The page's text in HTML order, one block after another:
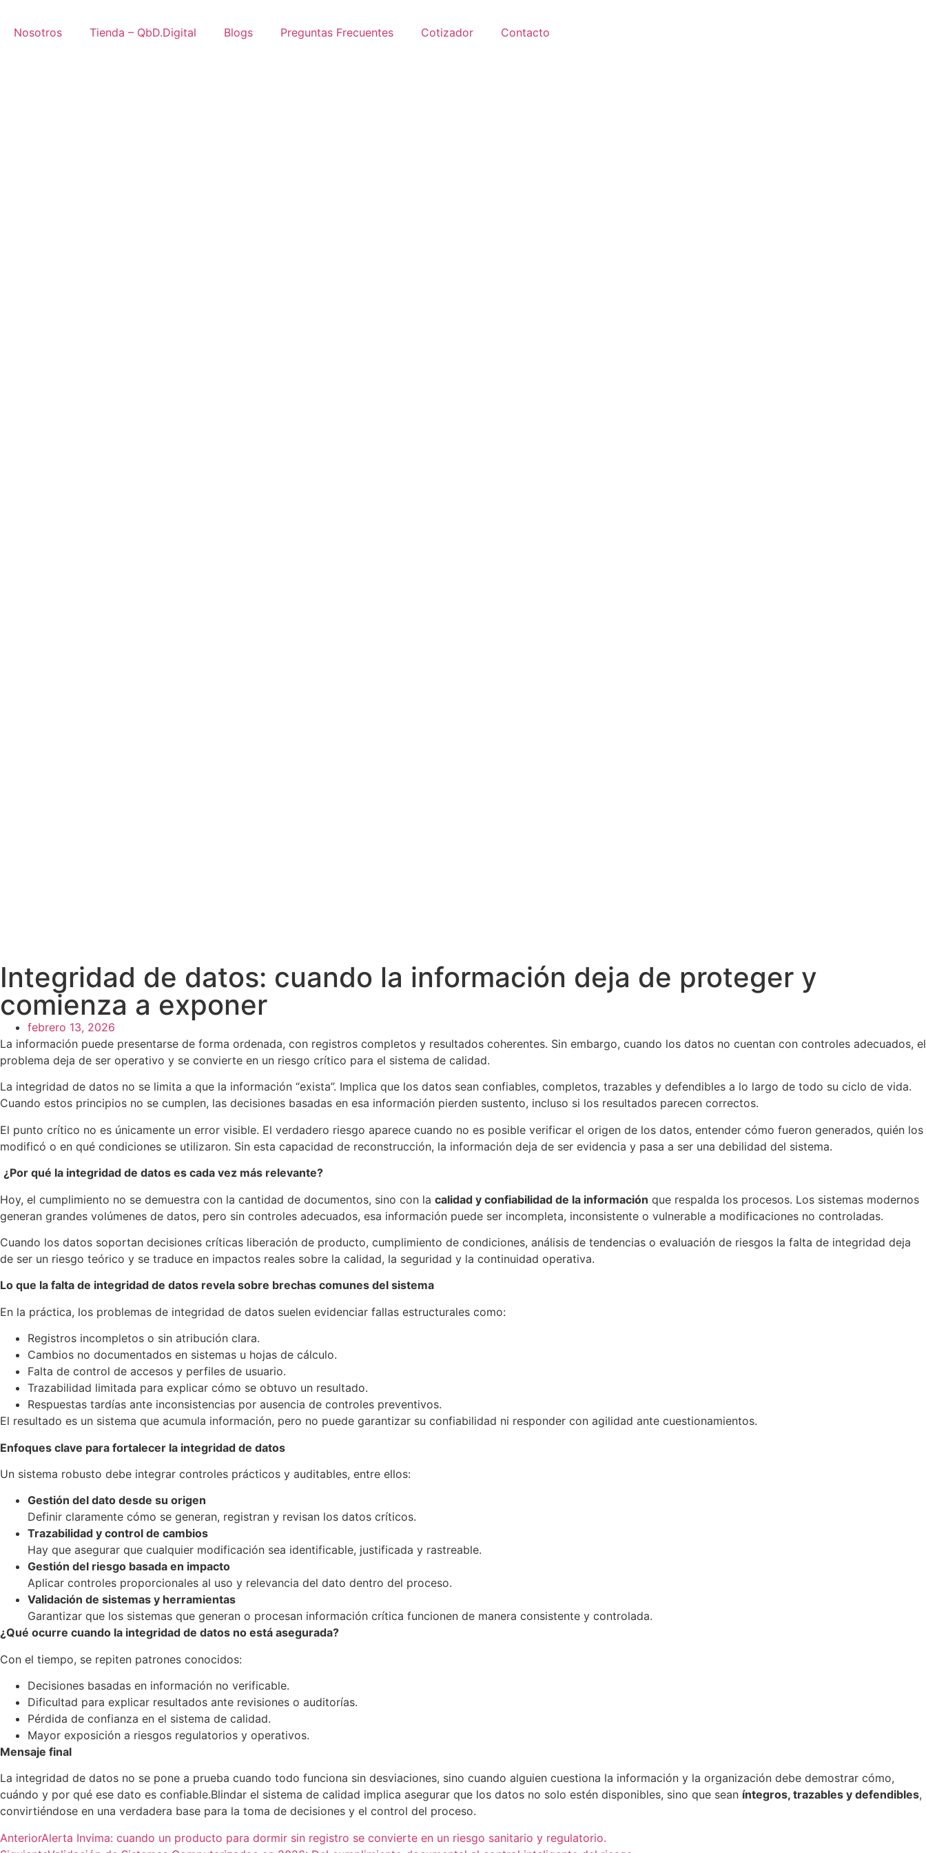
Nosotros Tienda – QbD.Digital Blogs Preguntas Frecuentes Cotizador Contacto
Integridad de datos: cuando la información deja de proteger y
comienza a exponer
febrero 13, 2026
La información puede presentarse de forma ordenada, con registros completos y resultados coherentes. Sin embargo, cuando los datos no cuentan con controles adecuados, el
problema deja de ser operativo y se convierte en un riesgo crítico para el sistema de calidad.
La integridad de datos no se limita a que la información “exista”. Implica que los datos sean confiables, completos, trazables y defendibles a lo largo de todo su ciclo de vida.
Cuando estos principios no se cumplen, las decisiones basadas en esa información pierden sustento, incluso si los resultados parecen correctos.
El punto crítico no es únicamente un error visible. El verdadero riesgo aparece cuando no es posible verificar el origen de los datos, entender cómo fueron generados, quién los
modificó o en qué condiciones se utilizaron. Sin esta capacidad de reconstrucción, la información deja de ser evidencia y pasa a ser una debilidad del sistema.
¿Por qué la integridad de datos es cada vez más relevante?
Hoy, el cumplimiento no se demuestra con la cantidad de documentos, sino con la calidad y confiabilidad de la información que respalda los procesos. Los sistemas modernos
generan grandes volúmenes de datos, pero sin controles adecuados, esa información puede ser incompleta, inconsistente o vulnerable a modificaciones no controladas.
Cuando los datos soportan decisiones críticas liberación de producto, cumplimiento de condiciones, análisis de tendencias o evaluación de riesgos la falta de integridad deja
de ser un riesgo teórico y se traduce en impactos reales sobre la calidad, la seguridad y la continuidad operativa.
Lo que la falta de integridad de datos revela sobre brechas comunes del sistema
En la práctica, los problemas de integridad de datos suelen evidenciar fallas estructurales como:
Registros incompletos o sin atribución clara.
Cambios no documentados en sistemas u hojas de cálculo.
Falta de control de accesos y perfiles de usuario.
Trazabilidad limitada para explicar cómo se obtuvo un resultado.
Respuestas tardías ante inconsistencias por ausencia de controles preventivos.
El resultado es un sistema que acumula información, pero no puede garantizar su confiabilidad ni responder con agilidad ante cuestionamientos.
Enfoques clave para fortalecer la integridad de datos
Un sistema robusto debe integrar controles prácticos y auditables, entre ellos:
Gestión del dato desde su origen
Definir claramente cómo se generan, registran y revisan los datos críticos.
Trazabilidad y control de cambios
Hay que asegurar que cualquier modificación sea identificable, justificada y rastreable.
Gestión del riesgo basada en impacto
Aplicar controles proporcionales al uso y relevancia del dato dentro del proceso.
Validación de sistemas y herramientas
Garantizar que los sistemas que generan o procesan información crítica funcionen de manera consistente y controlada.
¿Qué ocurre cuando la integridad de datos no está asegurada?
Con el tiempo, se repiten patrones conocidos:
Decisiones basadas en información no verificable.
Dificultad para explicar resultados ante revisiones o auditorías.
Pérdida de confianza en el sistema de calidad.
Mayor exposición a riesgos regulatorios y operativos.
Mensaje final
La integridad de datos no se pone a prueba cuando todo funciona sin desviaciones, sino cuando alguien cuestiona la información y la organización debe demostrar cómo,
cuándo y por qué ese dato es confiable.Blindar el sistema de calidad implica asegurar que los datos no solo estén disponibles, sino que sean íntegros, trazables y defendibles,
convirtiéndose en una verdadera base para la toma de decisiones y el control del proceso.
AnteriorAlerta Invima: cuando un producto para dormir sin registro se convierte en un riesgo sanitario y regulatorio.